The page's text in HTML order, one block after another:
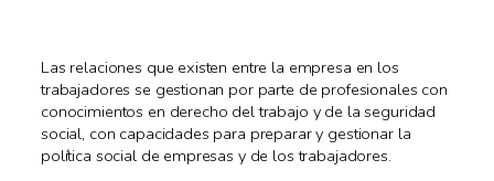
Las relaciones que existen entre la empresa en los
trabajadores se gestionan por parte de profesionales con
conocimientos en derecho del trabajo y de la seguridad
social, con capacidades para preparar y gestionar la
política social de empresas y de los trabajadores.